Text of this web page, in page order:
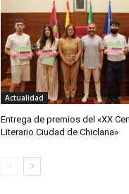
Actualidad
Entrega de premios del «XX
Literario Ciudad de Chiclana»